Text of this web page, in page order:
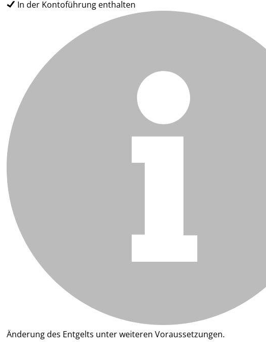
In der Kontoführung enthalten
Änderung des Entgelts unter weiteren Voraussetzungen.